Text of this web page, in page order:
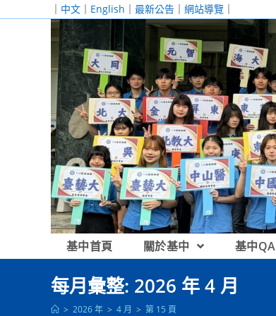
｜ 中文 ｜ English ｜ 最新公告 ｜ 網站導覽 ｜
基中首頁 關於基中 基中QA
每月彙整: 2026 年 4 月
> 2026 年 > 4 月 > 第 15 頁